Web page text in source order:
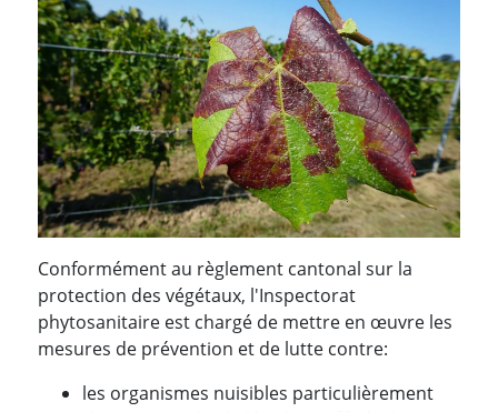
Conformément au règlement cantonal sur la
protection des végétaux, l'Inspectorat
phytosanitaire est chargé de mettre en œuvre les
mesures de prévention et de lutte contre:
les organismes nuisibles particulièrement